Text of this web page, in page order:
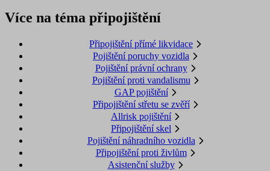
Více na téma připojištění
Připojištění přímé likvidace
Pojištění poruchy vozidla
Pojištění právní ochrany
Pojištění proti vandalismu
GAP pojištění
Připojištění střetu se zvěří
Allrisk pojištění
Připojištění skel
Pojištění náhradního vozidla
Připojištění proti živlům
Asistenční služby